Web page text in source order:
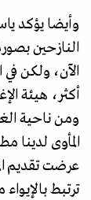
وأيضا يؤكد
النازحين
الآن، ولكن في
أكثر، هيئة
ومن ناحية
المأوى لدينا
عرضت تقديم
ترتبط